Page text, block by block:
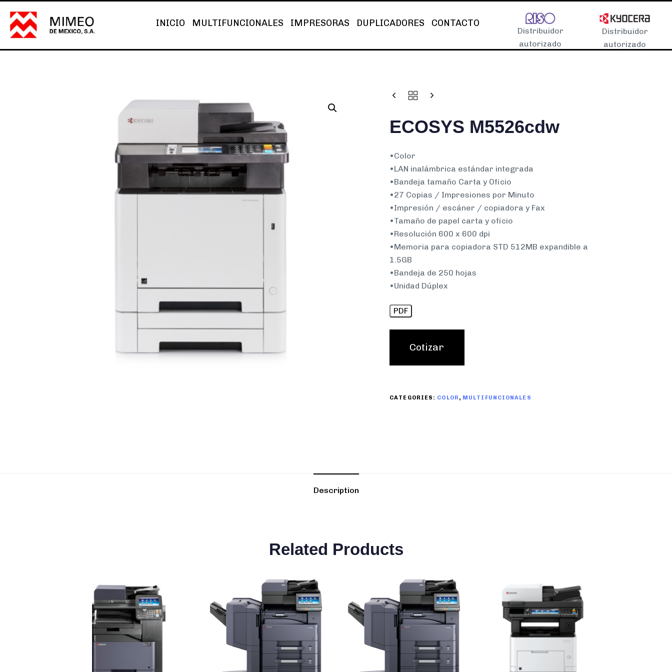
INICIO MULTIFUNCIONALES IMPRESORAS DUPLICADORES CONTACTO
Distribuidor
autorizado
Distribuidor
autorizado
ECOSYS M5526cdw
•Color
•LAN inalámbrica estándar integrada
•Bandeja tamaño Carta y Oficio
•27 Copias / Impresiones por Minuto
•Impresión / escáner / copiadora y Fax
•Tamaño de papel carta y oficio
•Resolución 600 x 600 dpi
•Memoria para copiadora STD 512MB expandible a
1.5GB
•Bandeja de 250 hojas
•Unidad Dúplex
PDF
Cotizar
CATEGORIES: COLOR, MULTIFUNCIONALES
Description
Related Products